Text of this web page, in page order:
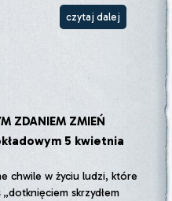
czytaj dalej
ZDANIEM ZMIEŃ
5 kwietnia
chwile w życiu ludzi, które
skrzydłem